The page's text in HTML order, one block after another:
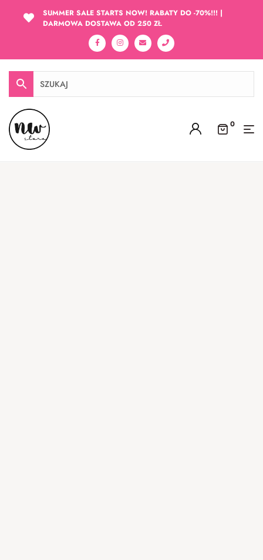
SUMMER SALE STARTS NOW! RABATY DO -70%!!! |
DARMOWA DOSTAWA OD 250 ZŁ
0